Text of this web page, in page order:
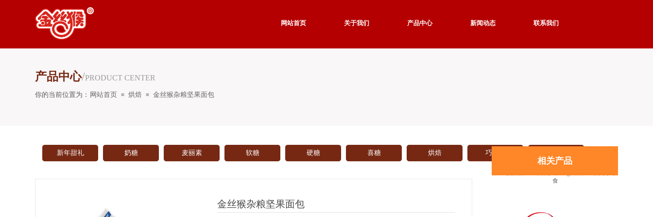
网站首页 ≡ 烘焙 ≡ 金丝猴杂粮坚果面包
你的当前位置为：
产品中心/PRODUCT CENTER
新年甜礼 奶糖 麦丽素 软糖 硬糖 喜糖 烘焙 巧克力
相关产品
食
金丝猴杂粮坚果面包
网站首页 关于我们 产品中心 新闻动态 联系我们